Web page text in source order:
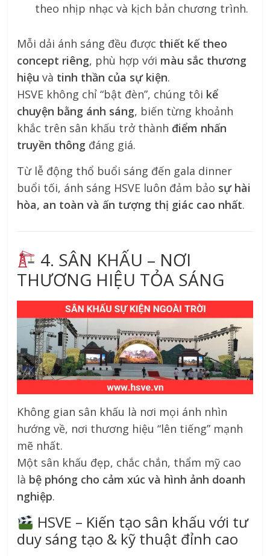
theo nhịp nhạc và kịch bản chương trình.
Mỗi dải ánh sáng đều được thiết kế theo
concept riêng, phù hợp với màu sắc thương
hiệu và tinh thần của sự kiện.
HSVE không chỉ “bật đèn”, chúng tôi kể
chuyện bằng ánh sáng, biến từng khoảnh
khắc trên sân khấu trở thành điểm nhấn
truyền thông đáng giá.
Từ lễ động thổ buổi sáng đến gala dinner
buổi tối, ánh sáng HSVE luôn đảm bảo sự hài
hòa, an toàn và ấn tượng thị giác cao nhất.
4. SÂN KHẤU – NƠI
THƯƠNG HIỆU TỎA SÁNG
Không gian sân khấu là nơi mọi ánh nhìn
hướng về, nơi thương hiệu “lên tiếng” mạnh
mẽ nhất.
Một sân khấu đẹp, chắc chắn, thẩm mỹ cao
là bệ phóng cho cảm xúc và hình ảnh doanh
nghiệp.
HSVE – Kiến tạo sân khấu với tư
duy sáng tạo & kỹ thuật đỉnh cao